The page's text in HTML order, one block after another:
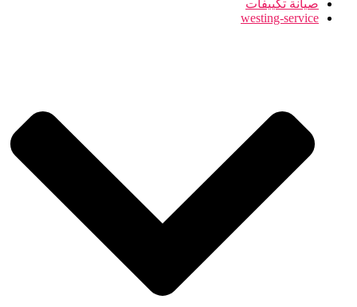
صيانة تكييفات
westing-service